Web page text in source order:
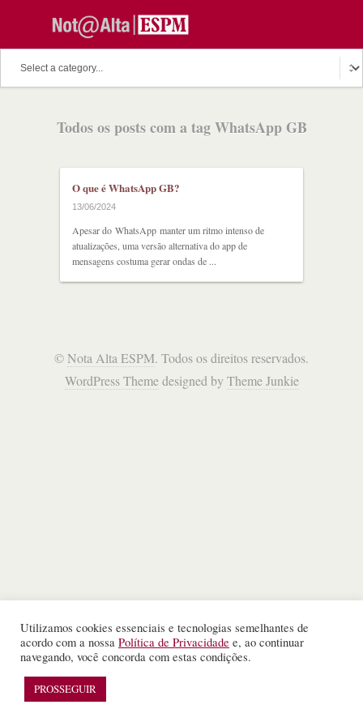
Todos os posts com a tag WhatsApp GB
O que é WhatsApp GB?
13/06/2024
Apesar do WhatsApp manter um ritmo intenso de
atualizações, uma versão alternativa do app de
mensagens costuma gerar ondas de ...
©Nota Alta ESPM. Todos os direitos reservados.
WordPress Themedesigned by Theme Junkie
Utilizamos cookies essenciais e tecnologias semelhantes de
acordo com a nossa Política de Privacidade e, ao continuar
navegando, você concorda com estas condições.
PROSSEGUIR